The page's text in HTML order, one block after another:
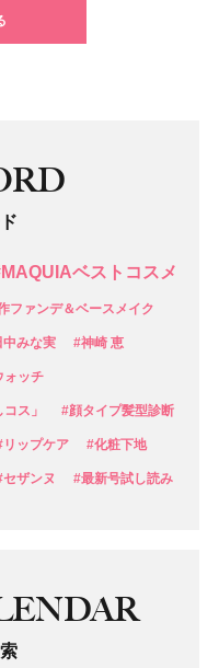
ベストコスメ
ファンデ＆ベースメイク
中みな実 #神崎 恵
ォッチ
ス」 #顔タイプ髪型診断
リップケア #化粧下地
セザンヌ #最新号試し読み